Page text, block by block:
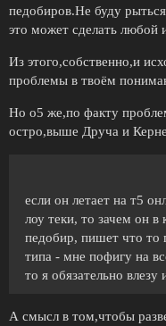
педобиров.Не буду
это может сделать любой
Из этого,собственно,и
проблемы в твоём
Но о5 же,по факту
остро,выше Друча и
если он летает на т5
лоу теки, то зачем он в
педобир, пишет что то
типа - мне пофигу на
то я обязательно
А смысл в том,чтобы